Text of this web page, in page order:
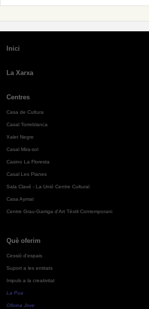
Inici
La Xarxa
Centres
Casa de Cultura
Casal Torreblanca
Xalet Negre
Casal Mira-sol
Casino La Floresta
Casal Les Planes
Sala Clavé - La Unió Centre Cultural
Casa Aymat
Centre Grau-Garriga d'Art Tèxtil Contemporani
Què oferim
Cessió d'espais
Suport a les entitats
Impuls a la creativitat
La Pua
Oficina Jove